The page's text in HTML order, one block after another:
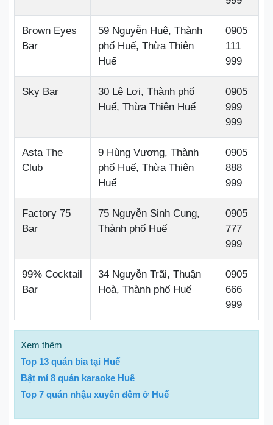
Brown Eyes
Bar
59 Nguyễn Huệ, Thành
phố Huế, Thừa Thiên
Huế
0905
111
999
Sky Bar
30 Lê Lợi, Thành phố
Huế, Thừa Thiên Huế
0905
999
999
Asta The
Club
9 Hùng Vương, Thành
phố Huế, Thừa Thiên
Huế
0905
888
999
Factory 75
Bar
75 Nguyễn Sinh Cung,
Thành phố Huế
0905
777
999
99% Cocktail
Bar
34 Nguyễn Trãi, Thuận
Hoà, Thành phố Huế
0905
666
999
Xem thêm
Top 13 quán bia tại Huế
Bật mí 8 quán karaoke Huế
Top 7 quán nhậu xuyên đêm ở Huế